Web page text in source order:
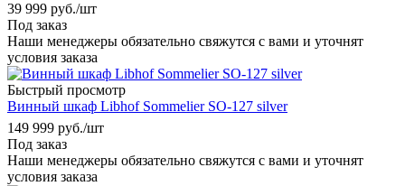
39 999 руб./шт
Под заказ
Наши менеджеры обязательно свяжутся с вами и уточнят
условия заказа
Быстрый просмотр
Винный шкаф Libhof Sommelier SO-127 silver
149 999 руб./шт
Под заказ
Наши менеджеры обязательно свяжутся с вами и уточнят
условия заказа